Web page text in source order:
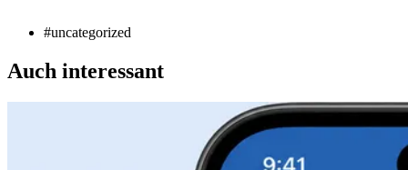
#uncategorized
Auch interessant